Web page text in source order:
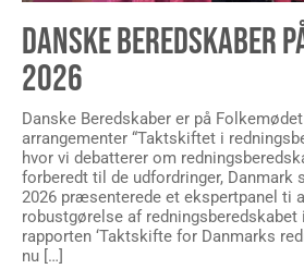
DANSKE BEREDSKABER
2026
Danske Beredskaber er på
arrangementer “Taktskiftet i
hvor vi debatterer om
forberedt til de udfordringer, Danmark
2026 præsenterede et ekspertpanel ti
robustgørelse af redningsberedskabet
rapporten ‘Taktskifte for Danmarks
nu […]